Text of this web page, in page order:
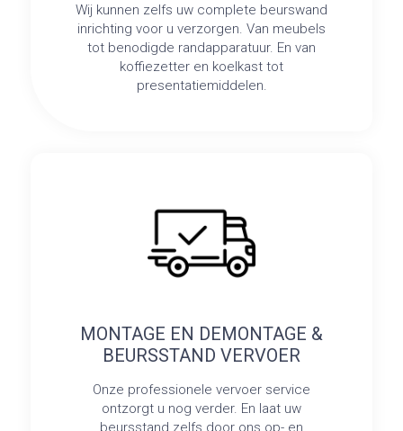
Wij kunnen zelfs uw complete beurswand
inrichting voor u verzorgen. Van meubels
tot benodigde randapparatuur. En van
koffiezetter en koelkast tot
presentatiemiddelen.
MONTAGE EN DEMONTAGE &
BEURSSTAND VERVOER
Onze professionele vervoer service
ontzorgt u nog verder. En laat uw
beursstand zelfs door ons op- en